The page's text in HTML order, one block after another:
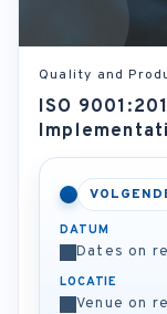
Quality and
ISO
DATUM
Dates on
LOCATIE
Venue on